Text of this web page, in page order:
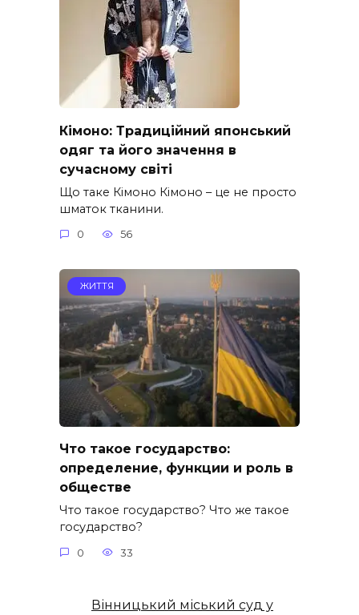
Кімоно: Традиційний японський
одяг та його значення в
сучасному світі
Що таке Кімоно Кімоно – це не просто
шматок тканини.
0 56
ЖИТТЯ
Что такое государство:
определение, функции и роль в
обществе
Что такое государство? Что же такое
государство?
0 33
Вінницький міський суд у